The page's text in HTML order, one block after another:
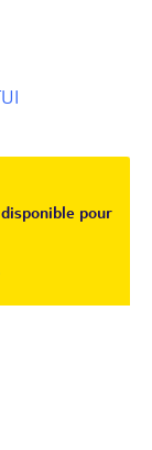
pour